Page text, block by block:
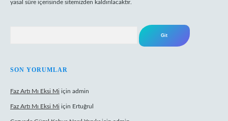
yasal süre içerisinde sitemizden kaldırılacaktır.
SON YORUMLAR
Faz Artı Mı Eksi Mi için admin
Faz Artı Mı Eksi Mi için Ertuğrul